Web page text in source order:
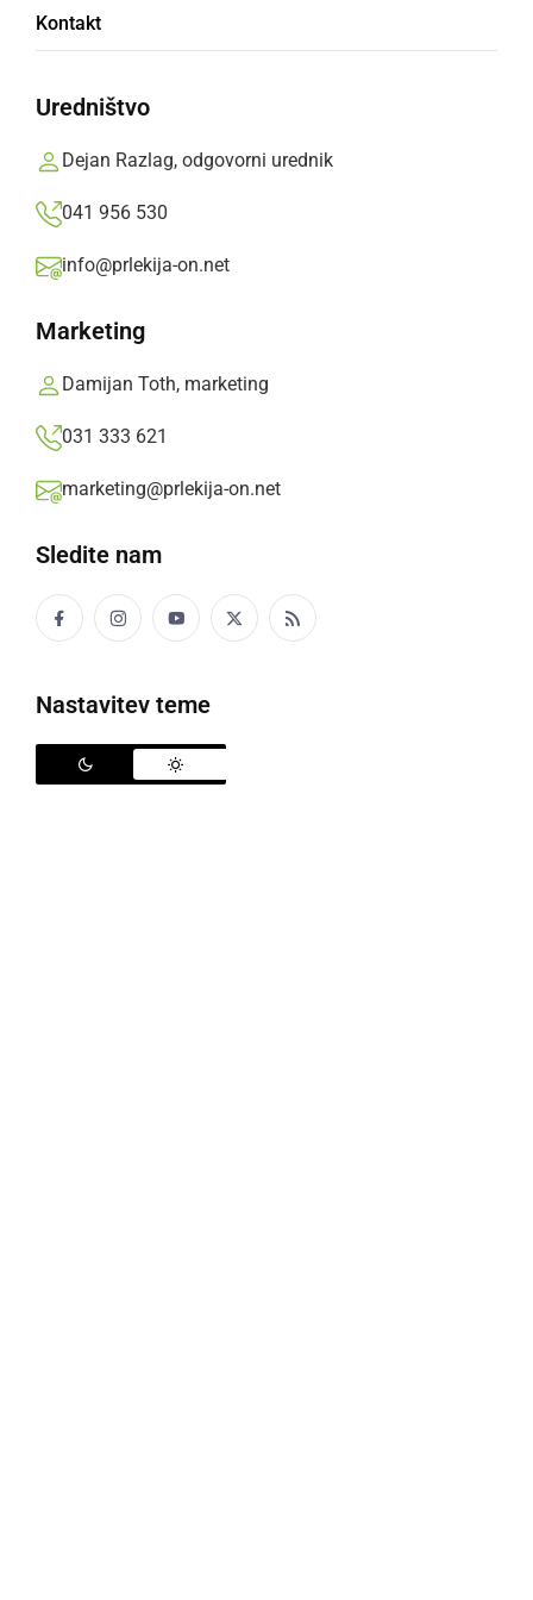
Kontakt
Uredništvo
Dejan Razlag, odgovorni urednik
041 956 530
info@prlekija-on.net
Marketing
Damijan Toth, marketing
031 333 621
marketing@prlekija-on.net
Sledite nam
Nastavitev teme
ljutomerski občini